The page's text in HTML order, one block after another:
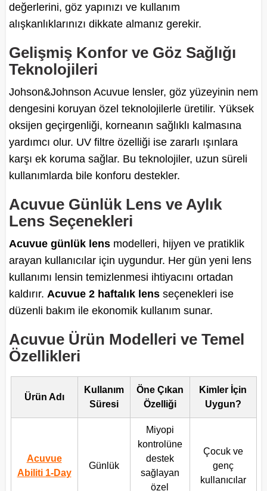
değerlerini, göz yapınızı ve kullanım
alışkanlıklarınızı dikkate almanız gerekir.
Gelişmiş Konfor ve Göz Sağlığı
Teknolojileri
Johson&Johnson Acuvue lensler, göz yüzeyinin nem
dengesini koruyan özel teknolojilerle üretilir. Yüksek
oksijen geçirgenliği, korneanın sağlıklı kalmasına
yardımcı olur. UV filtre özelliği ise zararlı ışınlara
karşı ek koruma sağlar. Bu teknolojiler, uzun süreli
kullanımlarda bile konforu destekler.
Acuvue Günlük Lens ve Aylık
Lens Seçenekleri
Acuvue günlük lens modelleri, hijyen ve pratiklik
arayan kullanıcılar için uygundur. Her gün yeni lens
kullanımı lensin temizlenmesi ihtiyacını ortadan
kaldırır. Acuvue 2 haftalık lens seçenekleri ise
düzenli bakım ile ekonomik kullanım sunar.
Acuvue Ürün Modelleri ve Temel
Özellikleri
Ürün Adı
Kullanım
Süresi
Öne Çıkan
Özelliği
Kimler İçin
Uygun?
Acuvue
Abiliti 1-Day
Günlük
Miyopi
kontrolüne
destek
sağlayan
özel
Çocuk ve
genç
kullanıcılar